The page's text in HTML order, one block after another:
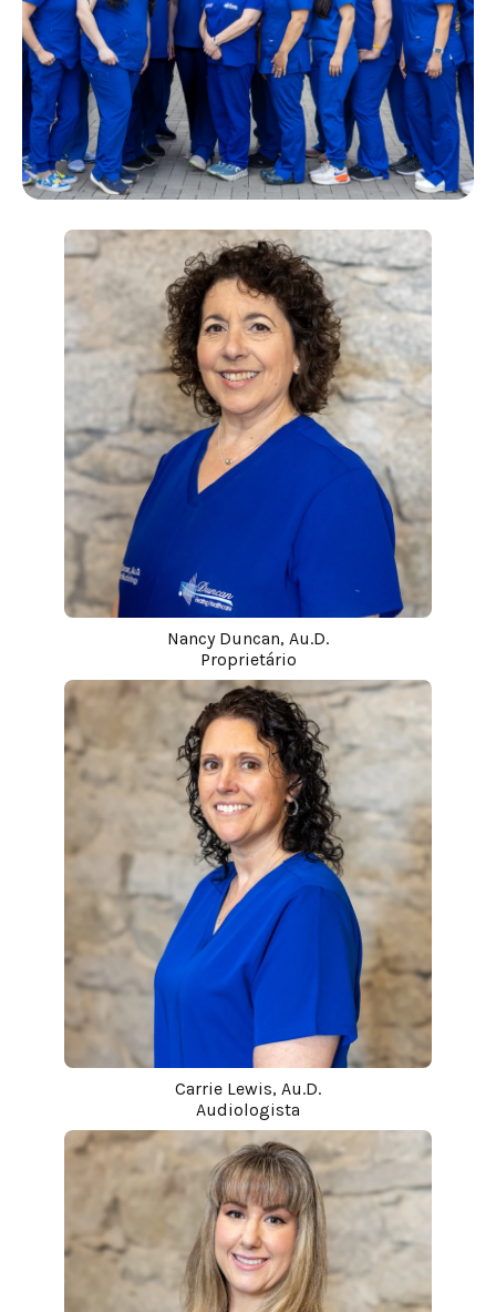
Nancy Duncan, Au.D.
Proprietário
Carrie Lewis, Au.D.
Audiologista